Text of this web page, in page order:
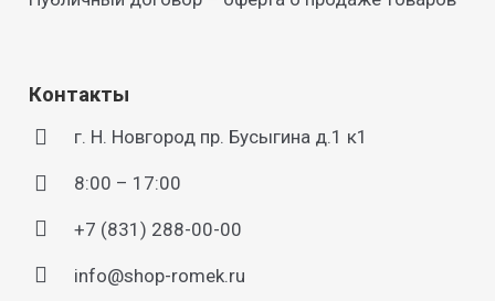
Контакты
г. Н. Новгород пр. Бусыгина д.1 к1
8:00 – 17:00
+7 (831) 288-00-00
info@shop-romek.ru